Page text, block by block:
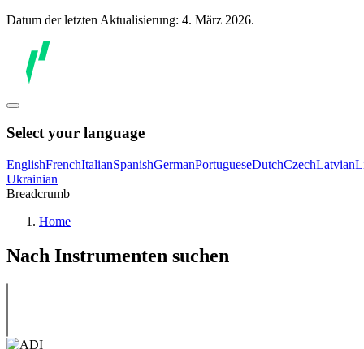
Datum der letzten Aktualisierung: 4. März 2026.
Select your language
EnglishFrenchItalianSpanishGermanPortugueseDutchCzechLatvian
Ukrainian
Breadcrumb
Home
Nach Instrumenten suchen